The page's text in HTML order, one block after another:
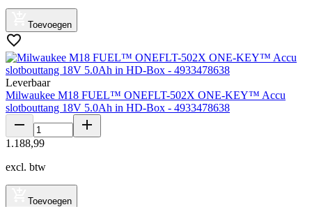
Toevoegen
Leverbaar
Milwaukee M18 FUEL™ ONEFLT-502X ONE-KEY™ Accu
slotbouttang 18V 5.0Ah in HD-Box - 4933478638
1 .188,99
excl. btw
Toevoegen